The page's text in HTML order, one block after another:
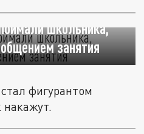
школьника,
занятия
фигурантом
накажут.